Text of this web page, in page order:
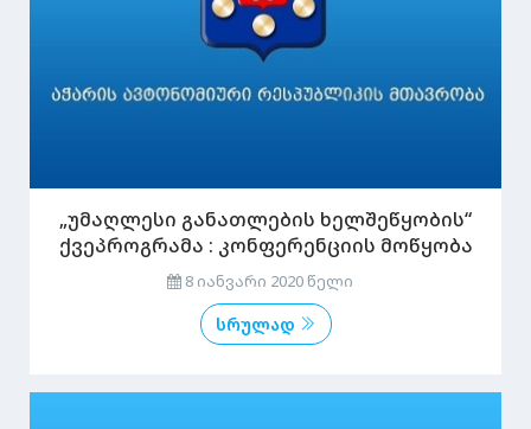
„უმაღლესი განათლების ხელშეწყობის“
ქვეპროგრამა : კონფერენციის მოწყობა
8 იანვარი 2020 წელი
სრულად